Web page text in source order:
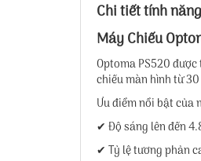
Chi tiết tính
Máy Chiếu
Optoma PS520
chiếu màn hình từ
Ưu điểm nổi bật của
✔ Độ sáng lên đến
✔ Tỷ lệ tương phản